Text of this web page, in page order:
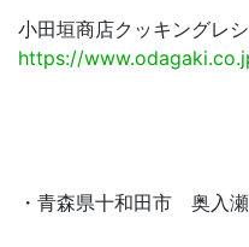
小田垣商店クッキングレシ
https://
・青森県十和田市 奥入